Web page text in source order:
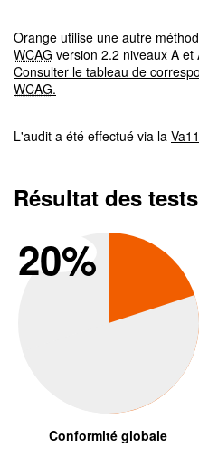
Orange utilise une autre
WCAG version 2.2 niveaux A et
Consulter le tableau de
WCAG.
L'audit a été effectué via la
Résultat des tests
20%
Conformité globale